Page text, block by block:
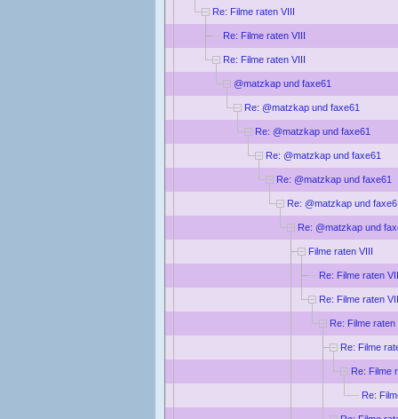
Re: Filme raten VIII
Re: Filme raten VIII
Re: Filme raten VIII
@matzkap und faxe61
Re: @matzkap und faxe61
Re: @matzkap und faxe61
Re: @matzkap und faxe61
Re: @matzkap und faxe61
Re: @matzkap und
Re: @matzkap und
Filme raten VIII
Re: Filme raten
Re: Filme raten
Re: Filme raten
Re: Filme
Re: Filme
Re: